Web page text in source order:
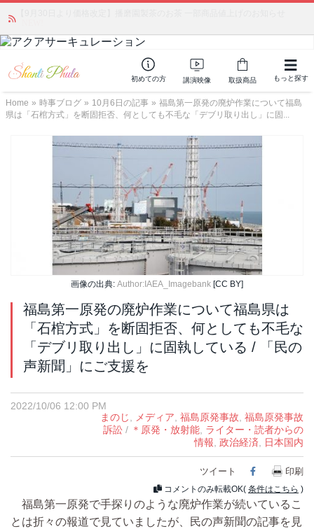
初めての方 講演映像 取扱商品 もっと探す
Home » 時事ブログ » 10月6日の記事 » 福島第一原発の廃炉作業について福島
県は「石棺方式」を断固拒否、何としても不毛な「デブリ取り出し」に固...
画像の出典: Author:IAEA_Imagebank [CC BY]
福島第一原発の廃炉作業について福島県は
「石棺方式」を断固拒否、何としても不毛な
「デブリ取り出し」に固執している / 「民の
声新聞」にご支援を
2022/10/06 12:00 PM
まのじ, メディア, 福島原発事故, 福島原発事故
訴訟 / ＊原発・放射能, ライター・読者からの
情報, 政治経済, 日本国内
ツイート Facebook
印刷
コメントのみ転載OK( 条件はこちら )
福島第一原発で手探りのような廃炉作業が続いているこ
とは折々の報道で見ていましたが、民の声新聞の記事を見